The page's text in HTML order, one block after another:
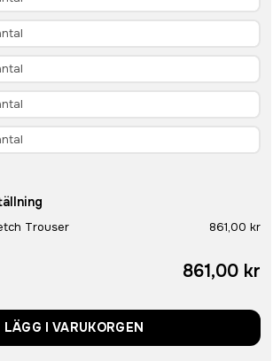
Trouser 861,00 kr
861,00 kr
LÄGG I VARUKORGEN